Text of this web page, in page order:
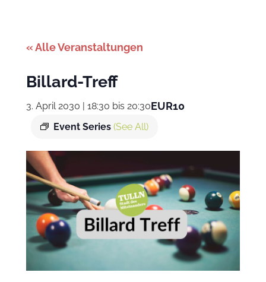
des
Miteinanders
gestalten
« Alle Veranstaltungen
Billard-Treff
3. April 2030 | 18:30 bis 20:30
Event Series (See All)
EUR10